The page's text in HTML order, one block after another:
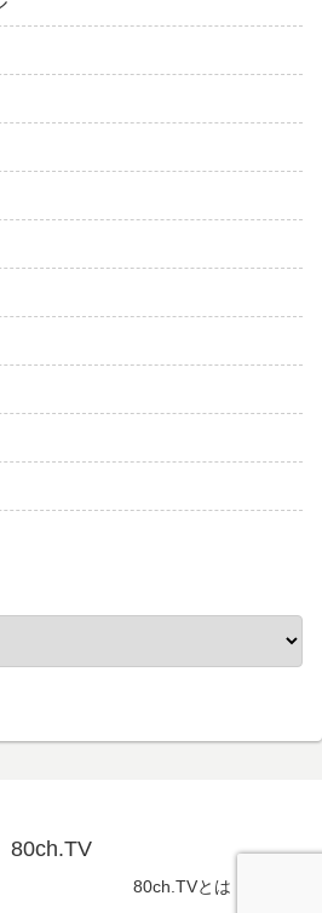
80ch.TV
80ch.TVとは